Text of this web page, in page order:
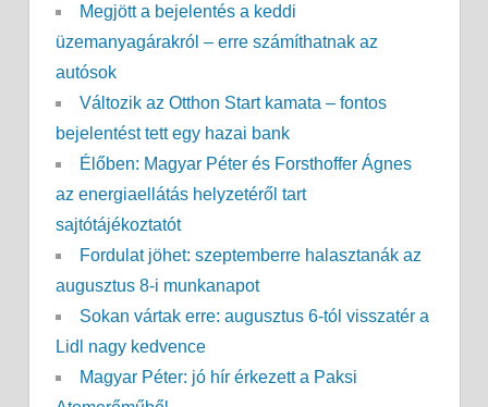
Megjött a bejelentés a keddi
üzemanyagárakról – erre számíthatnak az
autósok
Változik az Otthon Start kamata – fontos
bejelentést tett egy hazai bank
Élőben: Magyar Péter és Forsthoffer Ágnes
az energiaellátás helyzetéről tart
sajtótájékoztatót
Fordulat jöhet: szeptemberre halasztanák az
augusztus 8-i munkanapot
Sokan vártak erre: augusztus 6-tól visszatér a
Lidl nagy kedvence
Magyar Péter: jó hír érkezett a Paksi